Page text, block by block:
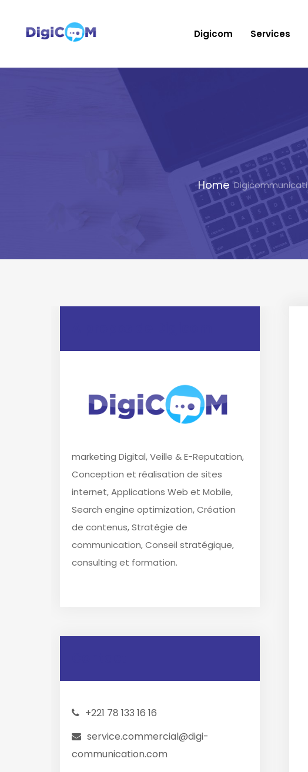
Digicom Services
Home
marketing Digital, Veille & E-Reputation,
Conception et réalisation de sites
internet, Applications Web et Mobile,
Search engine optimization, Création
de contenus, Stratégie de
communication, Conseil stratégique,
consulting et formation.
+221 78 133 16 16
service.commercial@digi-
communication.com